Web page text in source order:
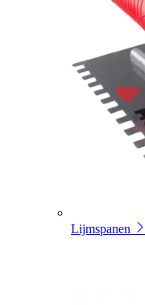
Lijmspanen